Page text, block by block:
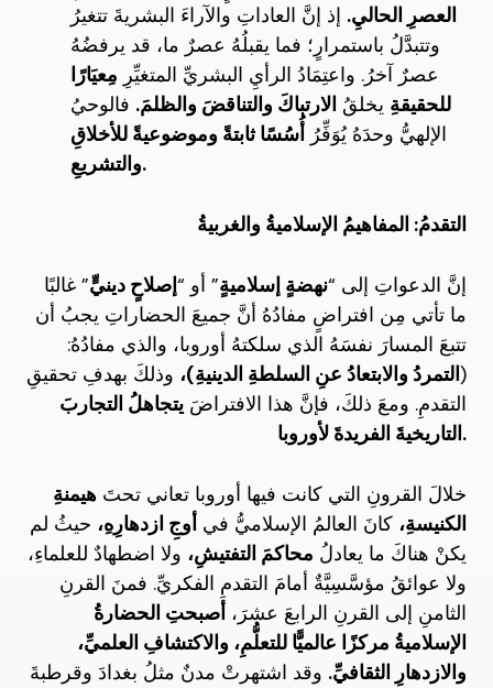
العصرِ الحاليِ. إذ إنَّ العاداتِ والآراءَ البشريةَ تتغيرُ
وتتبدَّلُ باستمرارٍ؛ فما يقبلُهُ عصرٌ ما، قد يرفضُهُ
عصرٌ آخرُ. واعتِمَادُ الرأيِ البشريِّ المتغيِّرِ مِعيَارًا
للحقيقةِ يخلقُ الارتباكَ والتناقضَ والظلمَ. فالوحيُ
الإلهيُّ وحدَهُ يُوَفِّرُ أُسُسًا ثابتةً وموضوعيةً للأخلاقِ
والتشريعِ.
التقدمُ: المفاهيمُ الإسلاميةُ والغربيةُ
إنَّ الدعواتِ إلى “نهضةٍ إسلاميةٍ” أو “إصلاحٍ دينيٍّ” غالبًا
ما تأتي مِن افتراضٍ مفادُهُ أنَّ جميعَ الحضاراتِ يجبُ أن
تتبعَ المسارَ نفسَهُ الذي سلكتهُ أوروبا، والذي مفادُهُ:
(التمردُ والابتعادُ عنِ السلطةِ الدينيةِ)، وذلكَ بهدفِ تحقيقِ
التقدمِ. ومعَ ذلكَ، فإنَّ هذا الافتراضَ يتجاهلُ التجاربَ
التاريخيةَ الفريدةَ لأوروبا.
خلالَ القرونِ التي كانت فيها أوروبا تعاني تحتَ هيمنةِ
الكنيسةِ، كانَ العالمُ الإسلاميُّ في أوجِ ازدهارِهِ، حيثُ لم
يكنْ هناكَ ما يعادلُ محاكمَ التفتيشِ، ولا اضطهادٌ للعلماءِ،
ولا عوائقُ مؤسَّسِيَّةٌ أمامَ التقدمِ الفكريِّ. فمنَ القرنِ
الثامنِ إلى القرنِ الرابعَ عشرَ، أصبحتِ الحضارةُ
الإسلاميةُ مركزًا عالميًّا للتعلُّمِ، والاكتشافِ العلميِّ،
والازدهارِ الثقافيِّ. وقد اشتهرتْ مدنٌ مثلُ بغدادَ وقرطبةَ